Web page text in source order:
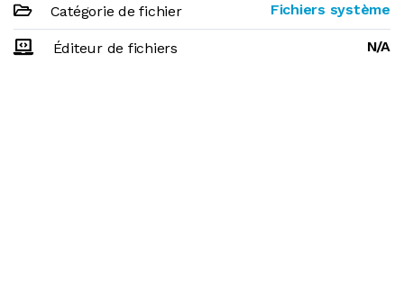
Catégorie de fichier Fichiers système
Éditeur de fichiers N/A